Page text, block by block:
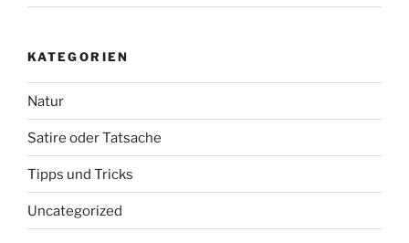
KATEGORIEN
Natur
Satire oder Tatsache
Tipps und Tricks
Uncategorized